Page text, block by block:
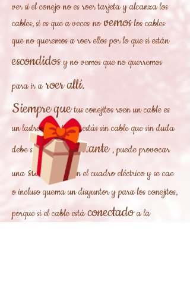
ver si el conejo no es roer tarjeta y alcanza los
cables, si es que a veces novemoslos cables
que no queremos a roer ellos por lo que si están
escondidos y no vemos que no querremos
para ir a roer allí.
Siempre que tus conejitos roen un cable es
un lastre para ti que estás sin cable que sin duda
debe ser muy importante , puede provocar
una subcarga en el cuadro eléctrico y se cae
o incluso quema un disyuntor y para los conejitos,
porque si el cable está conectado a la